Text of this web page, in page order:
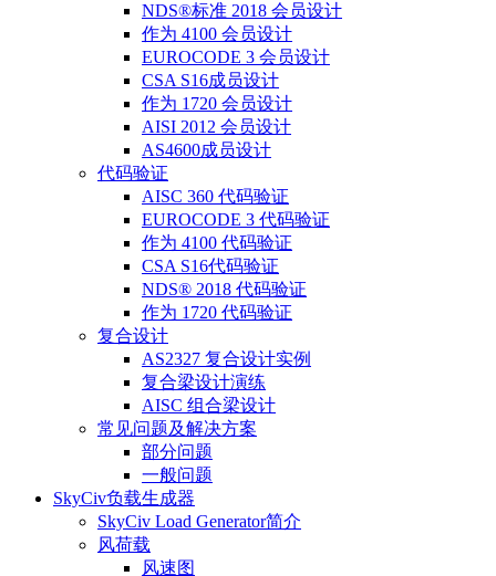
NDS®标准 2018 会员设计
作为 4100 会员设计
EUROCODE 3 会员设计
CSA S16成员设计
作为 1720 会员设计
AISI 2012 会员设计
AS4600成员设计
代码验证
AISC 360 代码验证
EUROCODE 3 代码验证
作为 4100 代码验证
CSA S16代码验证
NDS® 2018 代码验证
作为 1720 代码验证
复合设计
AS2327 复合设计实例
复合梁设计演练
AISC 组合梁设计
常见问题及解决方案
部分问题
一般问题
SkyCiv负载生成器
SkyCiv Load Generator简介
风荷载
风速图